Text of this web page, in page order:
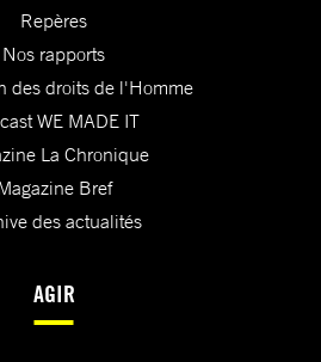
Repères
Nos rapports
des droits de l'Homme
WE MADE IT
La Chronique
Bref
des actualités
AGIR